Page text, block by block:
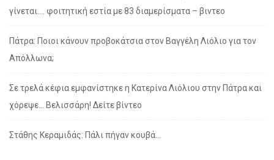
γίνεται…. φοιτητική εστία με 83 διαμερίσματα – βιντεο
Πάτρα: Ποιοι κάνουν προβοκάτσια στον Βαγγέλη Λιόλιο για τον
Απόλλωνα;
Σε τρελά κέφια εμφανίστηκε η Κατερίνα Λιόλιου στην Πάτρα και
χόρεψε… Βελισσάρη! Δείτε βίντεο
Στάθης Κεραμιδάς: Πάλι πήγαν κουβά…